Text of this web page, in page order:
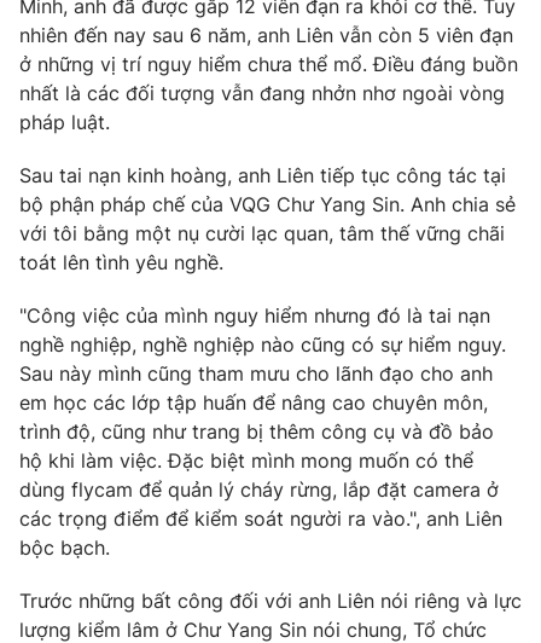
Minh, anh đã được gắp 12 viên đạn ra khỏi cơ thể. Tuy
nhiên đến nay sau 6 năm, anh Liên vẫn còn 5 viên đạn
ở những vị trí nguy hiểm chưa thể mổ. Điều đáng buồn
nhất là các đối tượng vẫn đang nhởn nhơ ngoài vòng
pháp luật.
Sau tai nạn kinh hoàng, anh Liên tiếp tục công tác tại
bộ phận pháp chế của VQG Chư Yang Sin. Anh chia sẻ
với tôi bằng một nụ cười lạc quan, tâm thế vững chãi
toát lên tình yêu nghề.
"Công việc của mình nguy hiểm nhưng đó là tai nạn
nghề nghiệp, nghề nghiệp nào cũng có sự hiểm nguy.
Sau này mình cũng tham mưu cho lãnh đạo cho anh
em học các lớp tập huấn để nâng cao chuyên môn,
trình độ, cũng như trang bị thêm công cụ và đồ bảo
hộ khi làm việc. Đặc biệt mình mong muốn có thể
dùng flycam để quản lý cháy rừng, lắp đặt camera ở
các trọng điểm để kiểm soát người ra vào.", anh Liên
bộc bạch.
Trước những bất công đối với anh Liên nói riêng và lực
lượng kiểm lâm ở Chư Yang Sin nói chung, Tổ chức